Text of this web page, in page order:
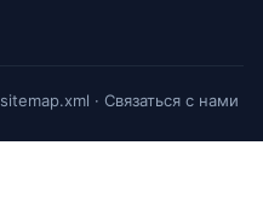
sitemap.xml · Связаться с нами